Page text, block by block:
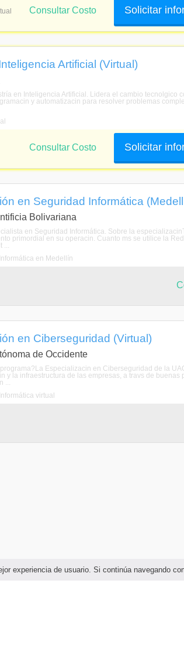
experiencia de usuario. Si continúa navegando
Solicitar
Consultar Costo
Artificial (Virtual)
en Inteligencia Artificial. Lidera el cambio tecnolgico
y automatizacin para resolver problemas
Solicitar
Consultar Costo
en Seguridad Informática
Bolivariana
en Seguridad Informática. Sobre la
primordial en su operacin. Cuanto ms se utilice la
...
en Medellín
en Ciberseguridad (Virtual)
de Occidente
Especializacin en Ciberseguridad de la
y la infraestructura de las empresas, a travs de
...
virtual